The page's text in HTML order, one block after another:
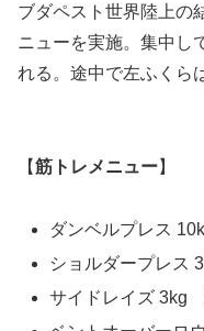
ブダペスト世界陸上の
ニューを実施。集中し
れる。途中で左ふくら
【筋トレメニュー】
ダンベルプレス
ショルダープレス
サイドレイズ 3kg